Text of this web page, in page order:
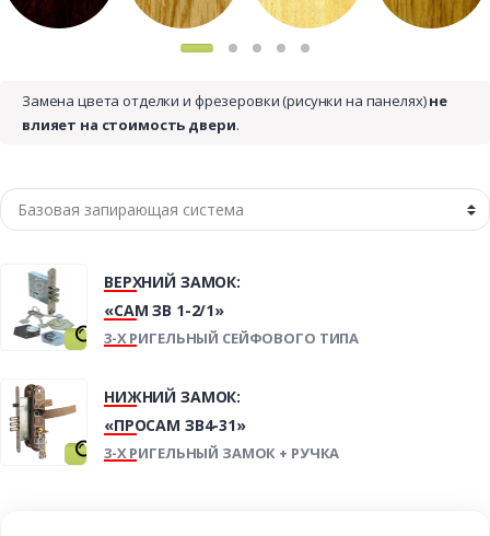
Замена цвета отделки и фрезеровки (рисунки на панелях)не
влияет на стоимость двери.
ВЕРХНИЙ ЗАМОК:
«САМ ЗВ 1-2/1»
3-Х РИГЕЛЬНЫЙ СЕЙФОВОГО ТИПА
НИЖНИЙ ЗАМОК:
«ПРОСАМ ЗВ4-31»
3-Х РИГЕЛЬНЫЙ ЗАМОК + РУЧКА